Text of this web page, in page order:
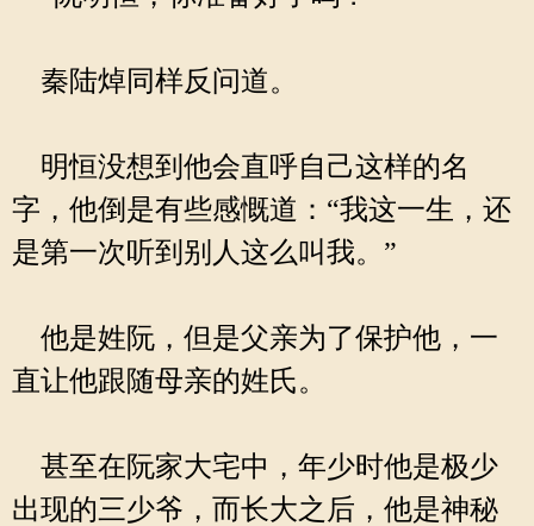
秦陆焯同样反问道。
明恒没想到他会直呼自己这样的名
字，他倒是有些感慨道：“我这一生，还
是第一次听到别人这么叫我。”
他是姓阮，但是父亲为了保护他，一
直让他跟随母亲的姓氏。
甚至在阮家大宅中，年少时他是极少
出现的三少爷，而长大之后，他是神秘